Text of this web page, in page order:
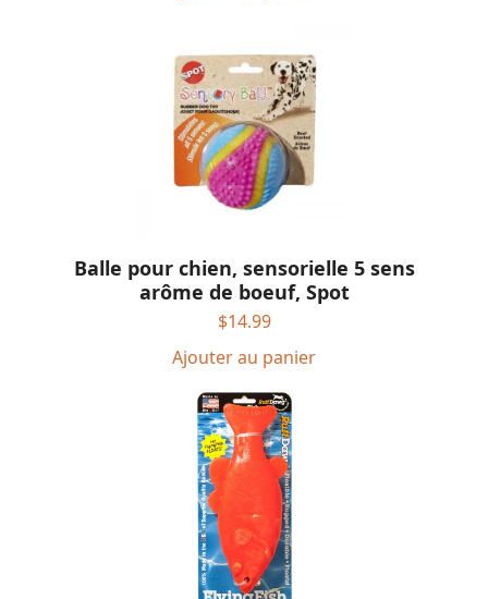
Balle pour chien, sensorielle 5 sens
arôme de boeuf, Spot
$14.99
Ajouter au panier